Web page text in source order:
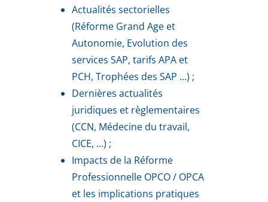
Actualités sectorielles
(Réforme Grand Age et
Autonomie, Evolution des
services SAP, tarifs APA et
PCH, Trophées des SAP …) ;
Dernières actualités
juridiques et règlementaires
(CCN, Médecine du travail,
CICE, …) ;
Impacts de la Réforme
Professionnelle OPCO / OPCA
et les implications pratiques